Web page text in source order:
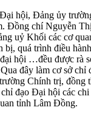
hội, Đảng ủy
Đồng chí Nguyễn
uỷ Khối các cơ
bị, quá trình điều
hội …đều được rà
đây làm cơ sở chỉ
Chính trị, đồng
đạo Đại hội các
tỉnh Lâm Đồng.